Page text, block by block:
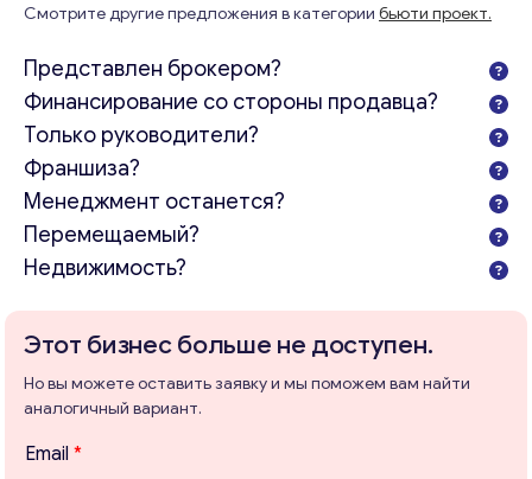
Смотрите другие предложения в категории бьюти проект.
Представлен брокером?
Финансирование со стороны продавца?
Только руководители?
Франшиза?
Менеджмент останется?
Перемещаемый?
Недвижимость?
Этот бизнес больше не доступен.
Но вы можете оставить заявку и мы поможем вам найти
аналогичный вариант.
E
m
Email *